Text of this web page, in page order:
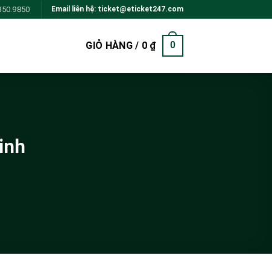
Email liên hệ: ticket@eticket247.com
GIỎ HÀNG / 0 ₫ 0